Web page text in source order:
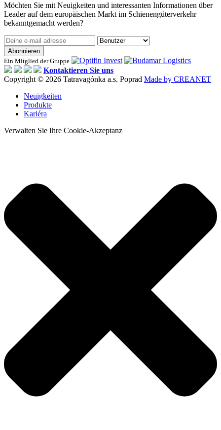
Möchten Sie mit Neuigkeiten und interessanten Informationen über
Leader auf dem europäischen Markt im Schienengüterverkehr
bekanntgemacht werden?
Abonnieren
Ein Mitglied der Gruppe
Kontaktieren Sie uns
Copyright © 2026 Tatravagónka a.s. Poprad Made by CREANET
Neuigkeiten
Produkte
Kariéra
Verwalten Sie Ihre Cookie-Akzeptanz